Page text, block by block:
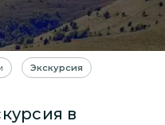
Экскурсия
в